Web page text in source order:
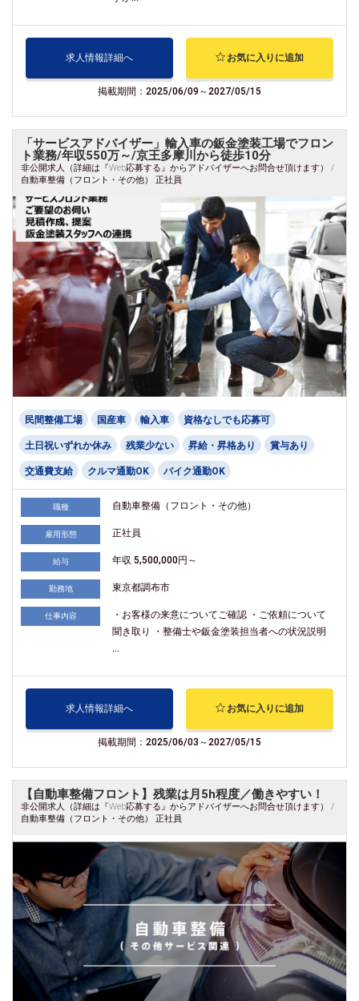
求人情報詳細へ お気に入りに追加
掲載期間：2025/06/09～2027/05/15
「サービスアドバイザー」輸入車の鈑金塗装工場でフロン
ト業務/年収550万～/京王多摩川から徒歩10分
非公開求人（詳細は『Web応募する』からアドバイザーへお問合せ頂けます） /
自動車整備（フロント・その他） 正社員
民間整備工場 国産車 輸入車 資格なしでも応募可
土日祝いずれか休み 残業少ない 昇給・昇格あり 賞与あり
交通費支給 クルマ通勤OK バイク通勤OK
職種 自動車整備（フロント・その他）
雇用形態 正社員
給与 年収 5,500,000円～
勤務地 東京都調布市
仕事内容
・お客様の来意についてご確認 ・ご依頼について
聞き取り ・整備士や鈑金塗装担当者への状況説明
...
求人情報詳細へ お気に入りに追加
掲載期間：2025/06/03～2027/05/15
【自動車整備フロント】残業は月5h程度／働きやすい！
非公開求人（詳細は『Web応募する』からアドバイザーへお問合せ頂けます） /
自動車整備（フロント・その他） 正社員